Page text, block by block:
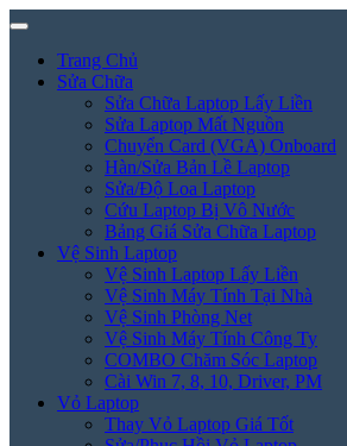
Trang Chủ
Sửa Chữa
Sửa Chữa Laptop Lấy Liền
Sửa Laptop Mất Nguồn
Chuyển Card (VGA) Onboard
Hàn/Sửa Bản Lề Laptop
Sửa/Độ Loa Laptop
Cứu Laptop Bị Vô Nước
Bảng Giá Sửa Chữa Laptop
Vệ Sinh Laptop
Vệ Sinh Laptop Lấy Liền
Vệ Sinh Máy Tính Tại Nhà
Vệ Sinh Phòng Net
Vệ Sinh Máy Tính Công Ty
COMBO Chăm Sóc Laptop
Cài Win 7, 8, 10, Driver, PM
Vỏ Laptop
Thay Vỏ Laptop Giá Tốt